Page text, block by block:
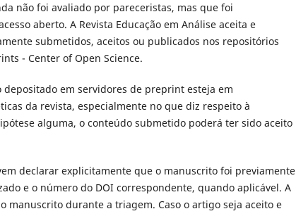
não foi avaliado por pareceristas, mas que foi
aberto. A Revista Educação em Análise aceita e
submetidos, aceitos ou publicados nos repositórios
- Center of Open Science.
em servidores de preprint esteja em
da revista, especialmente no que diz respeito à
alguma, o conteúdo submetido poderá ter sido aceito
declarar explicitamente que o manuscrito foi previamente
e o número do DOI correspondente, quando aplicável. A
manuscrito durante a triagem. Caso o artigo seja aceito e